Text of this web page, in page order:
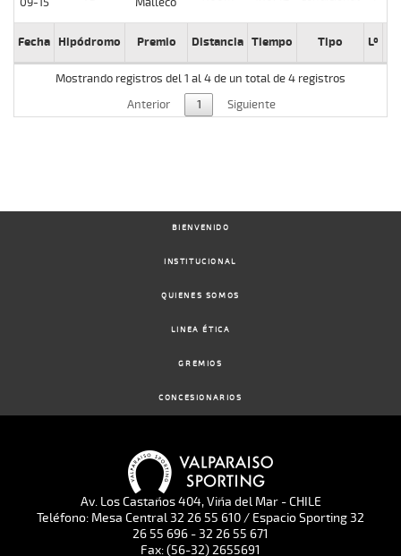
09-15
Malleco
Fecha Hipódromo Premio Distancia Tiempo Tipo Lº
Mostrando registros del 1 al 4 de un total de 4 registros
Anterior
1 Siguiente
BIENVENIDO
INSTITUCIONAL
QUIENES SOMOS
LINEA ÉTICA
GREMIOS
CONCESIONARIOS
Av. Los Castaños 404, Viña del Mar - CHILE
Teléfono: Mesa Central 32 26 55 610 / Espacio Sporting 32
26 55 696 - 32 26 55 671
Fax: (56-32) 2655691